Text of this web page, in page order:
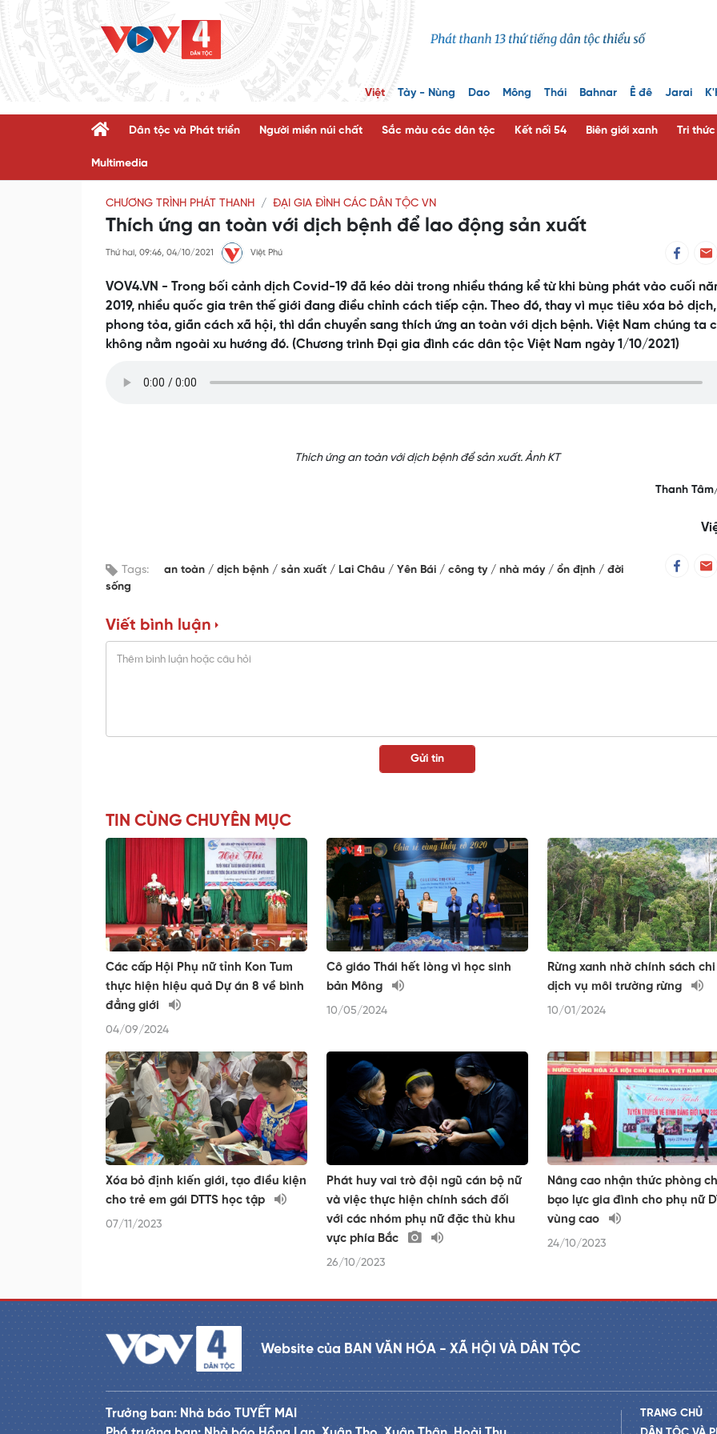
Việt Tày - Nùng Dao Mông Thái Bahnar Ê đê Jarai
Dân tộc và Phát triển Người miền núi chất Sắc màu các dân tộc Kết nối 54 Biên giới xanh Tri
Multimedia
CHƯƠNG TRÌNH PHÁT THANH ĐẠI GIA ĐÌNH CÁC DÂN TỘC VN
Thích ứng an toàn với dịch bệnh để lao động sản xuất
Thứ hai, 09:46, 04/10/2021 Việt Phú
VOV4.VN - Trong bối cảnh dịch Covid-19 đã kéo dài trong nhiều tháng kể từ khi bùng phát vào cuối
2019, nhiều quốc gia trên thế giới đang điều chỉnh cách tiếp cận. Theo đó, thay vì mục tiêu xóa bỏ dịch,
phong tỏa, giãn cách xã hội, thì dần chuyển sang thích ứng an toàn với dịch bệnh. Việt Nam chúng ta
không nằm ngoài xu hướng đó. (Chương trình Đại gia đình các dân tộc Việt Nam ngày 1/10/2021)
Thích ứng an toàn với dịch bệnh để sản xuất. Ảnh KT
Thanh
Tags: an toàn dịch bệnh sản xuất Lai Châu Yên Bái công ty nhà máy ổn định
đời
sống
Viết bình luận
TIN CÙNG CHUYÊN MỤC
Các cấp Hội Phụ nữ tỉnh Kon Tum
thực hiện hiệu quả Dự án 8 về bình
đẳng giới
04/09/2024
Cô giáo Thái hết lòng vì học sinh
bản Mông
10/05/2024
Rừng xanh nhờ chính sách
dịch vụ môi trường rừng
10/01/2024
Xóa bỏ định kiến giới, tạo điều kiện
cho trẻ em gái DTTS học tập
07/11/2023
Phát huy vai trò đội ngũ cán bộ nữ
và việc thực hiện chính sách đối
với các nhóm phụ nữ đặc thù khu
vực phía Bắc
26/10/2023
Nâng cao nhận thức phòng
bạo lực gia đình cho phụ nữ
vùng cao
24/10/2023
Website của BAN VĂN HÓA - XÃ HỘI VÀ DÂN TỘC
Trưởng ban: Nhà báo TUYẾT MAI
TRANG CHỦ